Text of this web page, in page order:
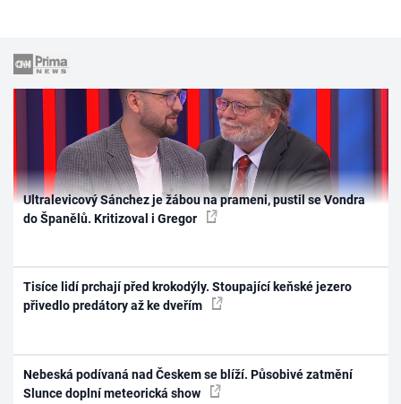
Ultralevicový Sánchez je žábou na prameni, pustil se Vondra
do Španělů. Kritizoval i Gregor
Tisíce lidí prchají před krokodýly. Stoupající keňské jezero
přivedlo predátory až ke dveřím
Nebeská podívaná nad Českem se blíží. Působivé zatmění
Slunce doplní meteorická show